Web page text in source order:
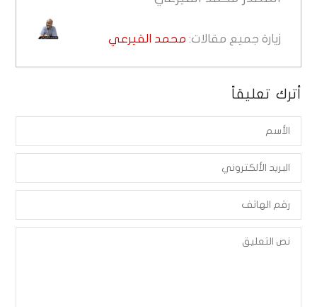
زيارة جميع مقالات: محمد القيرعي
أترك تعليقاً